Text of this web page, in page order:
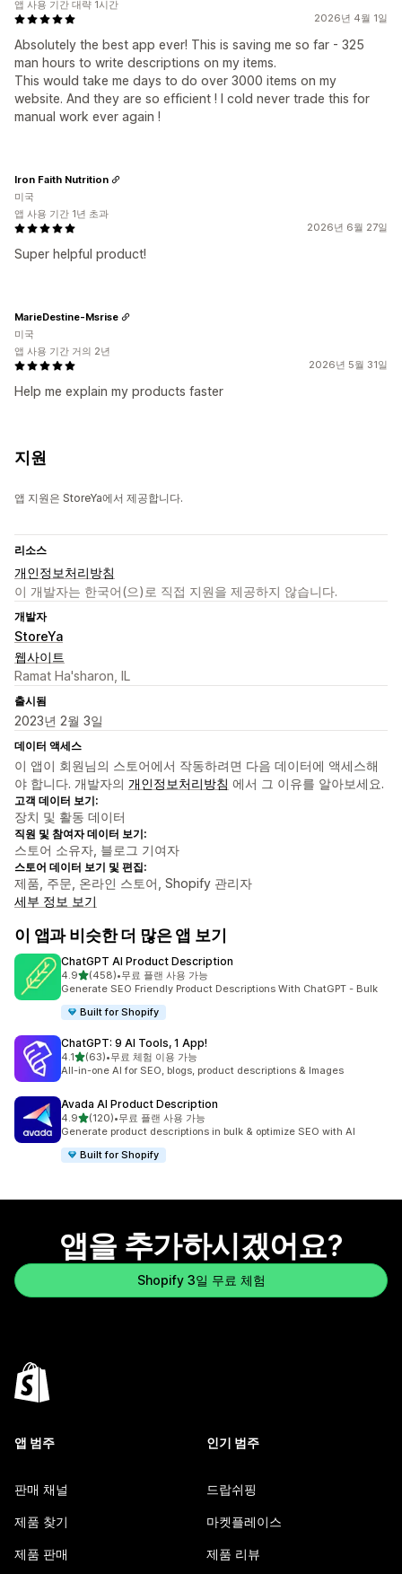
2026년 4월 1일
Absolutely the best app ever! This is saving me so far - 325
man hours to write descriptions on my items.
This would take me days to do over 3000 items on my
website. And they are so efficient ! I cold never trade this for
manual work ever again !
앱 사용 기간 대략 1시간
2026년 6월 27일
Super helpful product!
Iron Faith Nutrition
미국
앱 사용 기간 1년 초과
2026년 5월 31일
Help me explain my products faster
MarieDestine-Msrise
미국
앱 사용 기간 거의 2년
지원
앱 지원은 StoreYa에서 제공합니다.
리소스
개인정보처리방침
이 개발자는 한국어(으)로 직접 지원을 제공하지 않습니다.
개발자
StoreYa
웹사이트
Ramat Ha'sharon, IL
출시됨
2023년 2월 3일
데이터 액세스
이 앱이 회원님의 스토어에서 작동하려면 다음 데이터에 액세스해
야 합니다. 개발자의 개인정보처리방침 에서 그 이유를 알아보세요.
고객 데이터 보기:
장치 및 활동 데이터
직원 및 참여자 데이터 보기:
스토어 소유자, 블로그 기여자
스토어 데이터 보기 및 편집:
제품, 주문, 온라인 스토어, Shopify 관리자
세부 정보 보기
이 앱과 비슷한 더 많은 앱 보기
ChatGPT AI Product Description
4.9별 5개 중
(458)
총 리뷰 458개
•무료 플랜 사용 가능
Generate SEO Friendly Product Descriptions With ChatGPT - Bulk
Built for Shopify
ChatGPT: 9 AI Tools, 1 App!
4.1별 5개 중
(63)
총 리뷰 63개
•무료 체험 이용 가능
All-in-one AI for SEO, blogs, product descriptions & Images
Avada AI Product Description
4.9별 5개 중
(120)
총 리뷰 120개
•무료 플랜 사용 가능
Generate product descriptions in bulk & optimize SEO with AI
Built for Shopify
앱을 추가하시겠어요?
Shopify 3일 무료 체험
앱 범주
판매 채널
제품 찾기
제품 판매
인기 범주
드랍쉬핑
마켓플레이스
제품 리뷰